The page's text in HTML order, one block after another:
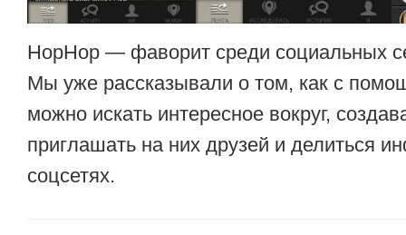
HopHop — фаворит среди социальных
Мы уже рассказывали о том, как с
можно искать интересное вокруг,
приглашать на них друзей и делиться
соцсетях.